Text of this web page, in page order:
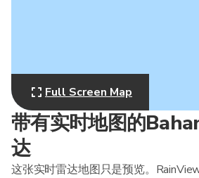
带有实时地图的
达
这张实时雷达地图只是预览。
Full Screen Map